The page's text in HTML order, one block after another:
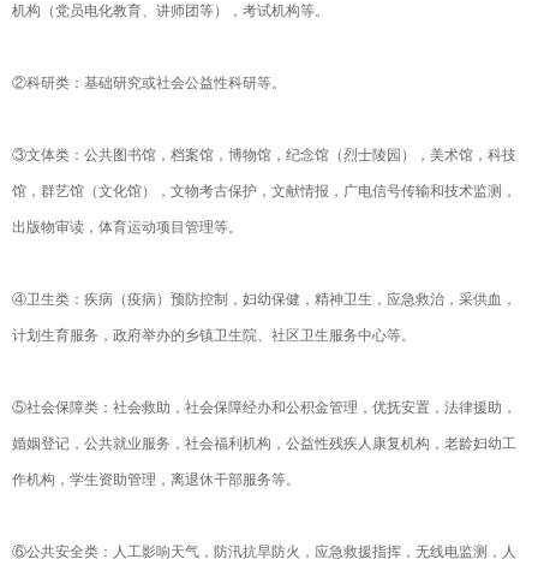
机构（党员电化教育、讲师团等），考试机构等。
②科研类：基础研究或社会公益性科研等。
③文体类：公共图书馆，档案馆，博物馆，纪念馆（烈士陵园），美术馆，科技
馆，群艺馆（文化馆），文物考古保护，文献情报，广电信号传输和技术监测，
出版物审读，体育运动项目管理等。
④卫生类：疾病（疫病）预防控制，妇幼保健，精神卫生，应急救治，采供血，
计划生育服务，政府举办的乡镇卫生院、社区卫生服务中心等。
⑤社会保障类：社会救助，社会保障经办和公积金管理，优抚安置，法律援助，
婚姻登记，公共就业服务，社会福利机构，公益性残疾人康复机构，老龄妇幼工
作机构，学生资助管理，离退休干部服务等。
⑥公共安全类：人工影响天气，防汛抗旱防火，应急救援指挥，无线电监测，人